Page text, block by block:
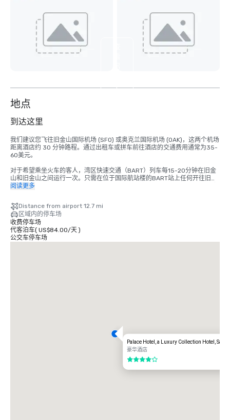
4
地点
到达这里
我们建议您飞往旧金山国际机场 (SFO) 或奥克兰国际机场 (OAK)，这两个机场
距离酒店约 30 分钟路程。通过出租车或拼车前往酒店的交通费用通常为35-
60美元。
对于希望乘坐火车的客人，湾区快速交通（BART）列车每15-20分钟在旧金
山和旧金山之间运行一次。只需在位于国际航站楼的BART站上任何开往旧金
山的列车即可。在蒙哥马利街站下车。皇宫酒店位于市场和新蒙哥马利街的拐
阅读更多
Distance from airport 12.7 mi
区域内的停车场
收费停车场
代客泊车( US$84.00/天)
公交车停车场
Palace Hotel, a Luxury Collection Hotel, San
豪华酒店
4/5